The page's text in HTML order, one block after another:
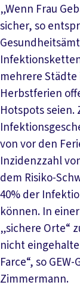
„Wenn Frau
sicher, so
mehrere
Herbstferien
Hotspots seien.
von vor den
Inzidenzzahl
dem Risiko-
40% der
können. In
„sichere Orte“
nicht
Farce“, so
Zimmermann.